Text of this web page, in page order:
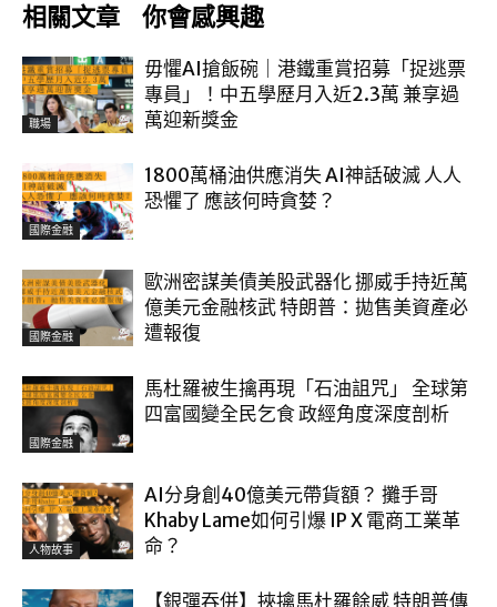
相關文章 你會感興趣
職場
毋懼AI搶飯碗｜港鐵重賞招募「捉逃票
專員」！中五學歷月入近2.3萬 兼享過
萬迎新獎金
國際金融
1800萬桶油供應消失 AI神話破滅 人人
恐懼了 應該何時貪婪？
國際金融
歐洲密謀美債美股武器化 挪威手持近萬
億美元金融核武 特朗普：拋售美資產必
遭報復
國際金融
馬杜羅被生擒再現「石油詛咒」 全球第
四富國變全民乞食 政經角度深度剖析
人物故事
AI分身創40億美元帶貨額？ 攤手哥
Khaby Lame如何引爆 IP X 電商工業革
命？
【銀彈吞併】挾擒馬杜羅餘威 特朗普傳